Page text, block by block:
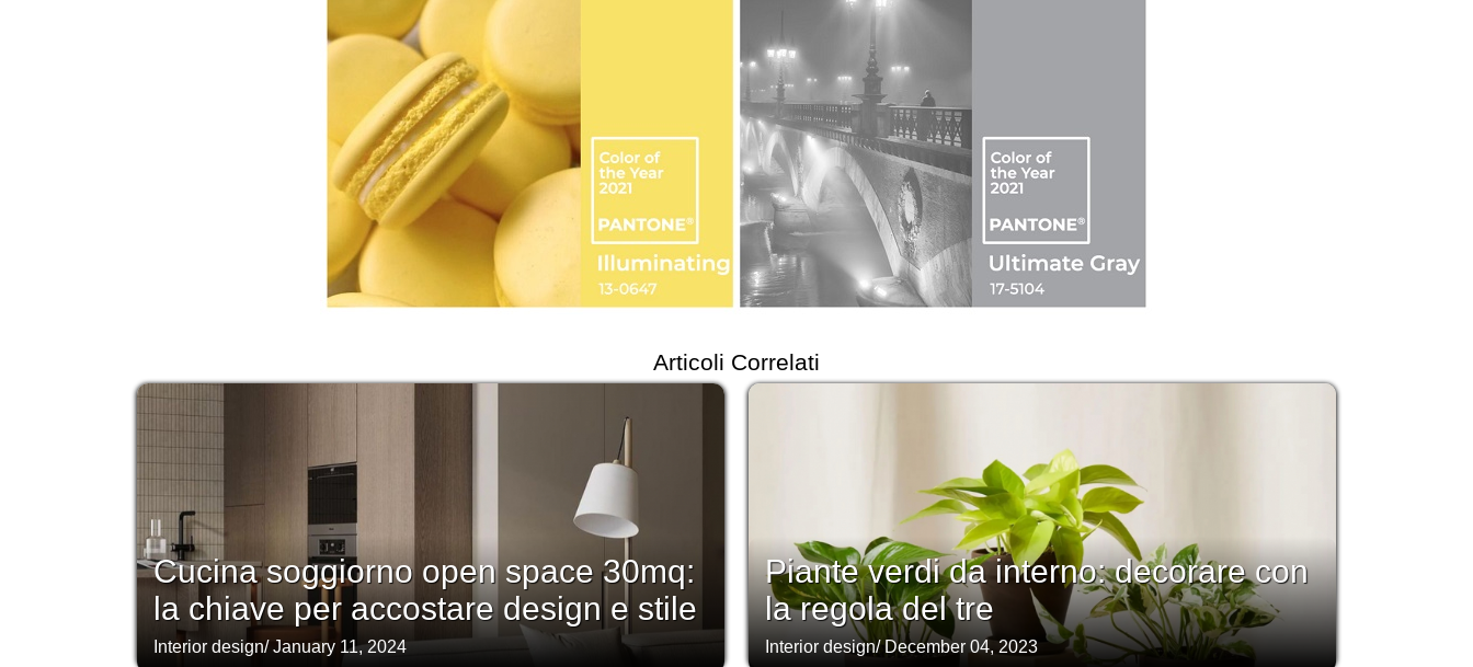
Articoli Correlati
Cucina soggiorno open space 30mq:
la chiave per accostare design e stile
Interior design/January 11, 2024
Piante verdi da interno: decorare con
la regola del tre
Interior design/December 04, 2023